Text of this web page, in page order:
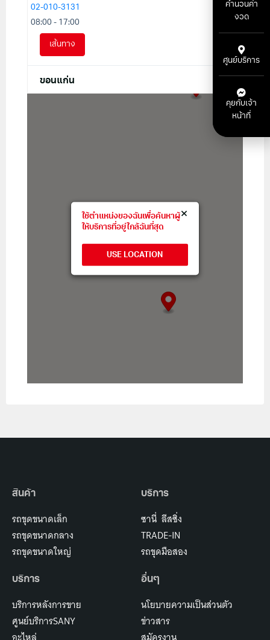
02-010-3131
08:00 - 17:00
เส้นทาง
ขอนแก่น
ขอนแก่น, 79 หมู่3 ตำบลบ้านแฮด อำเภอบ้านแฮด, 40110
จันทบุรี, 69/15-16 พลับพลา เมือง จันทบุรี, 22000
062-601-2143
ชุมพร, 66/8 ม.2 ต.บ้านนา อ.เมือง, 86190
065-7240714
08:00 - 17:00
นครสววรค์
นครสววรค์, 132/11-12 ม.10 ต.หนองกรด อ.เมือง, 60240
ใช้ตำแหน่งของฉันเพื่อค้นหาผู้
ให้บริการที่อยู่ใกล้ฉันที่สุด
×
USE LOCATION
สินค้า
รถขุดขนาดเล็ก
รถขุดขนาดกลาง
รถขุดขนาดใหญ่
บริการ
ซานี่ ลีสซิ่ง
TRADE-IN
รถขุดมือสอง
บริการ
บริการหลังการขาย
ศูนย์บริการSANY
อื่นๆ
นโยบายความเป็นส่วนตัว
ข่าวสาร
คำนวนค่า
งวด
ศูนย์บริการ
คุยกับเจ้า
หน้าที่